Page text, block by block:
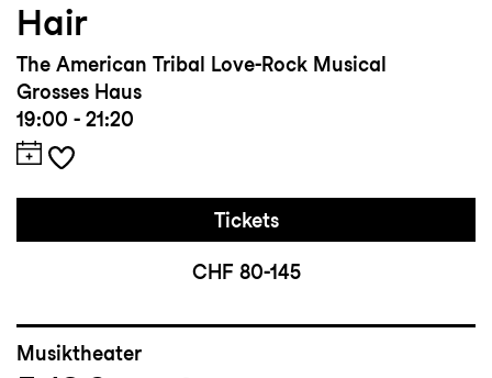
Hair
The American Tribal Love-Rock Musical
Grosses Haus
19:00 - 21:20
Tickets
CHF 80-145
Musiktheater